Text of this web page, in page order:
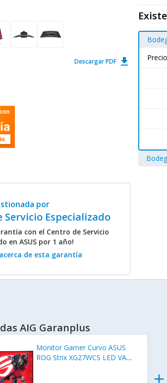
Descargar PDF get_app
por
Servicio Especializado
con el Centro de Servicio
en ASUS por 1 año!
de esta garantía
AIG Garanplus
Monitor Gamer Curvo ASUS
ROG Strix XG27WCS LED VA
add